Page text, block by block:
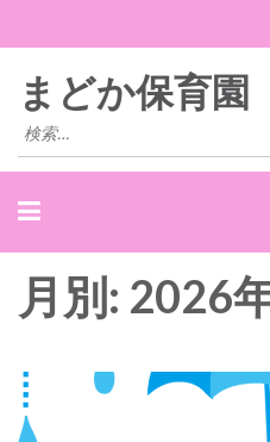
まどか保育園
検
索:
月別: 2026